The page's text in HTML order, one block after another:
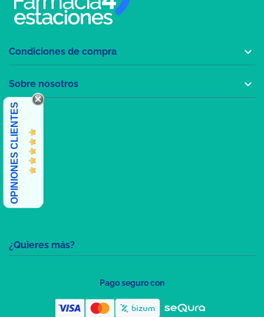
¿Quieres más?
Condiciones de compra 
Sobre nosotros 
OPINIONES CLIENTES
Pago seguro con